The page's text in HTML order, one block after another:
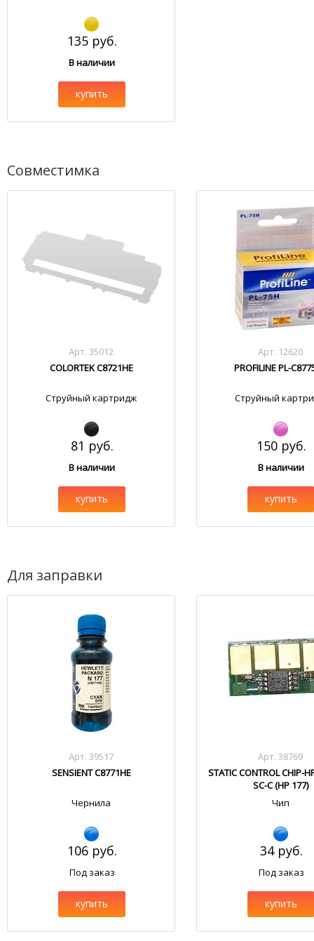
135 руб.
В наличии
купить
Совместимка
Арт. 35012
COLORTEK C8721HE
Струйный картридж
81 руб.
В наличии
купить
Арт. 12620
PROFILINE PL-
Струйный
150 руб.
В наличии
купить
Для заправки
Арт. 39517
SENSIENT C8771HE
Чернила
106 руб.
Под заказ
купить
Арт. 38769
STATIC CONTROL CHIP-
SC-C (HP 177)
Чип
34 руб.
Под заказ
купить